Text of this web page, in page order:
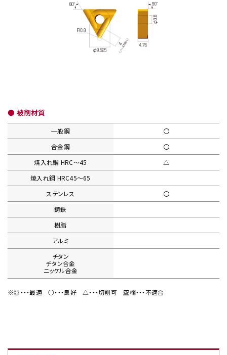
● 被削材質
一般鋼
〇
合金鋼
〇
焼入れ鋼 HRC〜45
△
焼入れ鋼 HRC45〜65
ステンレス
〇
鋳鉄
樹脂
アルミ
チタン
チタン合金
ニッケル合金
※◎・・・最適○・・・良好△・・・切削可 空欄・・・不適合